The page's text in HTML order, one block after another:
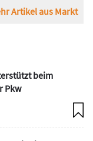
Artikel aus Markt
beim
Pkw